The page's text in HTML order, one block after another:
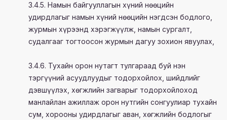
3.4.5. Намын байгууллагын хүний нөөцийн
удирдлагыг намын хүний нөөцийн нэгдсэн бодлого,
журмын хүрээнд хэрэгжүүлж, намын сургалт,
судалгааг тогтоосон журмын дагуу зохион явуулах,
3.4.6. Тухайн орон нутагт тулгараад буй нэн
тэргүүний асуудлуудыг тодорхойлох, шийдлийг
дэвшүүлэх, хөгжлийн загварыг тодорхойлоход
манлайлан ажиллаж орон нутгийн сонгуулиар тухайн
сум, хорооны удирдлагыг аван, хөгжлийн бодлогыг